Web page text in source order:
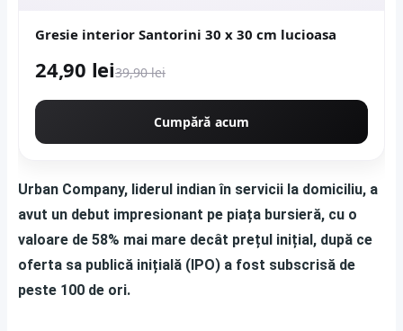
Gresie interior Santorini 30 x 30 cm lucioasa
24,90 lei39,90 lei
Cumpără acum
Urban Company, liderul indian în servicii la domiciliu, a
avut un debut impresionant pe piața bursieră, cu o
valoare de 58% mai mare decât prețul inițial, după ce
oferta sa publică inițială (IPO) a fost subscrisă de
peste 100 de ori.